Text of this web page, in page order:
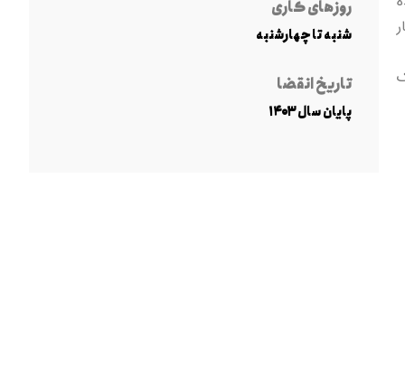
روزهای کاری
شنبه تا چهارشنبه
تاریخ انقضا
پایان سال ۱۴۰۳